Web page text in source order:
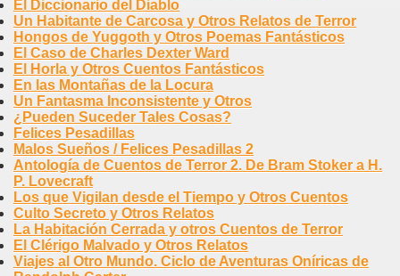
El Diccionario del Diablo
Un Habitante de Carcosa y Otros Relatos de Terror
Hongos de Yuggoth y Otros Poemas Fantásticos
El Caso de Charles Dexter Ward
El Horla y Otros Cuentos Fantásticos
En las Montañas de la Locura
Un Fantasma Inconsistente y Otros
¿Pueden Suceder Tales Cosas?
Felices Pesadillas
Malos Sueños / Felices Pesadillas 2
Antología de Cuentos de Terror 2. De Bram Stoker a H.
P. Lovecraft
Los que Vigilan desde el Tiempo y Otros Cuentos
Culto Secreto y Otros Relatos
La Habitación Cerrada y otros Cuentos de Terror
El Clérigo Malvado y Otros Relatos
Viajes al Otro Mundo. Ciclo de Aventuras Oníricas de